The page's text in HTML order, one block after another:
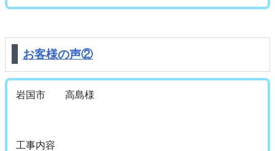
お客様の声②
岩国市 高島様
工事内容